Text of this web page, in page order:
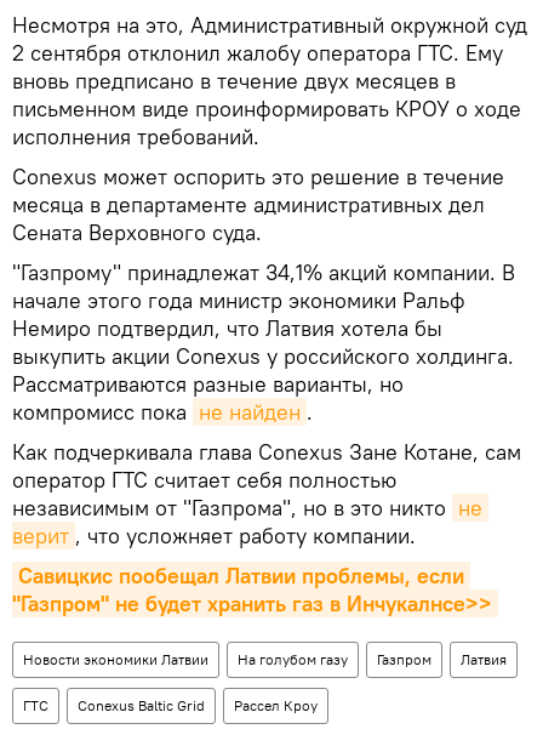
Несмотря на это, Административный окружной суд
2 сентября отклонил жалобу оператора ГТС. Ему
вновь предписано в течение двух месяцев в
письменном виде проинформировать КРОУ о ходе
исполнения требований.
Conexus может оспорить это решение в течение
месяца в департаменте административных дел
Сената Верховного суда.
"Газпрому" принадлежат 34,1% акций компании. В
начале этого года министр экономики Ральф
Немиро подтвердил, что Латвия хотела бы
выкупить акции Conexus у российского холдинга.
Рассматриваются разные варианты, но
компромисс пока не найден .
Как подчеркивала глава Conexus Зане Котане, сам
оператор ГТС считает себя полностью
независимым от "Газпрома", но в это никто не
верит , что усложняет работу компании.
Савицкис пообещал Латвии проблемы, если
"Газпром" не будет хранить газ в Инчукалнсе>>
Новости экономики Латвии На голубом газу Газпром Латвия
ГТС Conexus Baltic Grid Рассел Кроу